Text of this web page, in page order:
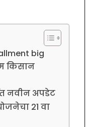
big
किसान
नवीन अपडेट
21 वा